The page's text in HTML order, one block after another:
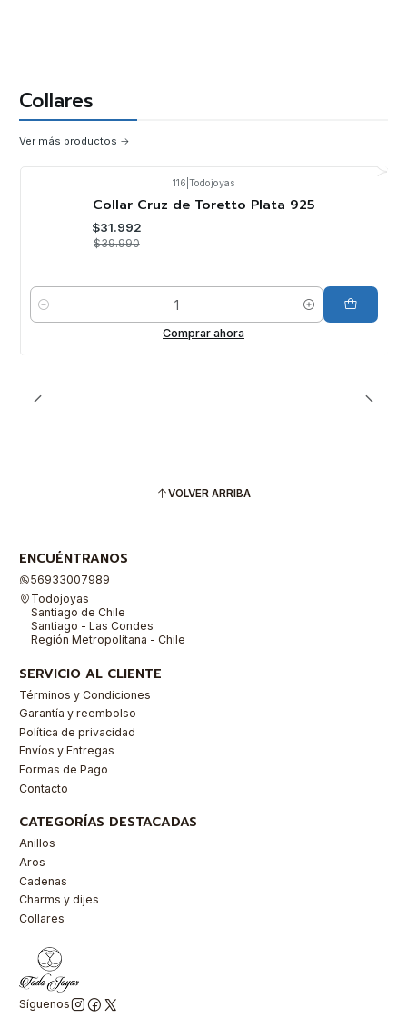
Collares
Ver más productos
116 Todojoyas
Collar Cruz de Toretto Plata 925
$31.992
$39.990
Cantidad
Comprar ahora
VOLVER ARRIBA
ENCUÉNTRANOS
56933007989
Todojoyas
Santiago de Chile
Santiago - Las Condes
Región Metropolitana - Chile
SERVICIO AL CLIENTE
Términos y Condiciones
Garantía y reembolso
Política de privacidad
Envíos y Entregas
Formas de Pago
Contacto
CATEGORÍAS DESTACADAS
Anillos
Aros
Cadenas
Charms y dijes
Collares
Síguenos